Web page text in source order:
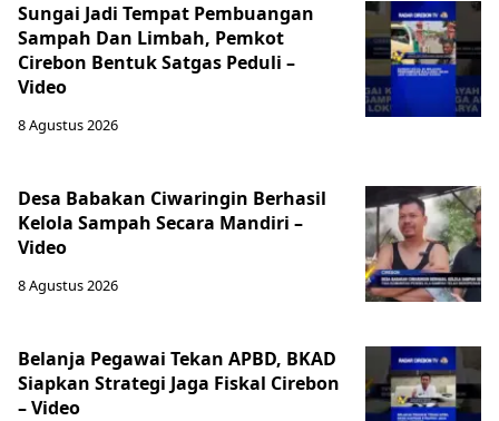
Sungai Jadi Tempat Pembuangan
Sampah Dan Limbah, Pemkot
Cirebon Bentuk Satgas Peduli –
Video
8 Agustus 2026
Desa Babakan Ciwaringin Berhasil
Kelola Sampah Secara Mandiri –
Video
8 Agustus 2026
‎Belanja Pegawai Tekan APBD, BKAD
Siapkan Strategi Jaga Fiskal Cirebon
– Video